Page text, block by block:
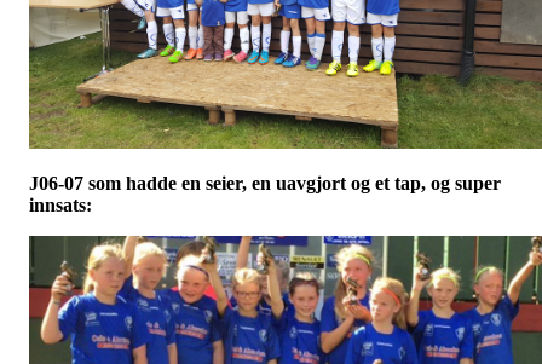
J06-07 som hadde en seier, en uavgjort og et tap, og super
innsats: